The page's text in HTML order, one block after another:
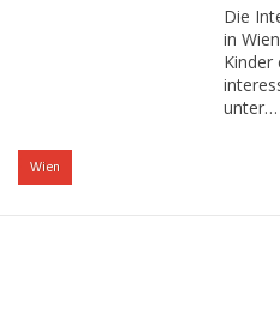
Wien
Die
in
Kinder
unter…